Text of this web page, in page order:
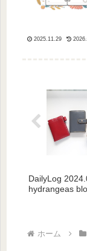
2025.11.29
DailyLog
hydrangeas
ホーム